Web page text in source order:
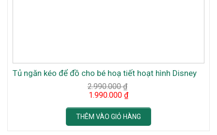
Tủ ngăn kéo để đồ cho bé hoạ tiết hoạt hình Disney
2.990.000₫
Original
was:
2.990.000 ₫.
1.990.000 ₫Current
price
is:
1.990.000 ₫.
THÊM VÀO GIỎ HÀNG